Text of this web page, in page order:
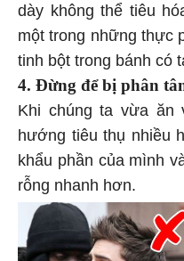
dày không thể tiêu
một trong những thực
tinh bột trong bánh có
4. Đừng để bị phân
Khi chúng ta vừa ăn
hướng tiêu thụ nhiều
khẩu phần của mình
rỗng nhanh hơn.